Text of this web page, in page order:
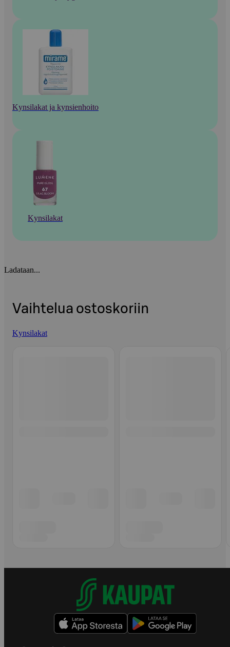
Kynsilakat ja kynsienhoito
Kynsilakat
Ladataan...
Vaihtelua ostoskoriin
Kynsilakat